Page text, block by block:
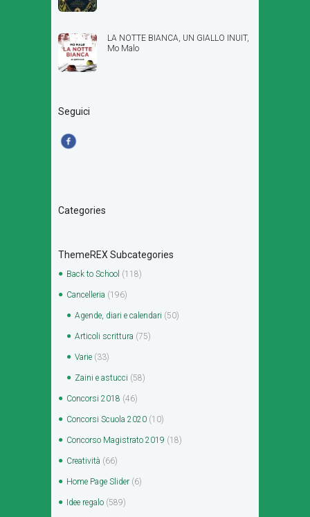
LA NOTTE BIANCA, UN GIALLO INUIT,
Mo Malo
Seguici
Categories
ThemeREX Subcategories
Back to School (118)
Cancelleria (196)
Agende, diari e calendari (50)
Articoli scrittura (75)
Varie (33)
Zaini e astucci (58)
Concorsi 2018 (46)
Concorsi Scuola 2020 (10)
Concorso Magistrato 2019 (18)
Creatività (66)
Home Page Slider (6)
Idee regalo (589)